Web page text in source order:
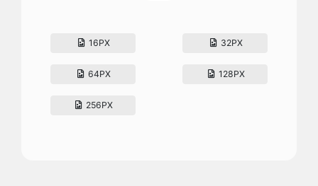
16PX 32PX
64PX 128PX
256PX